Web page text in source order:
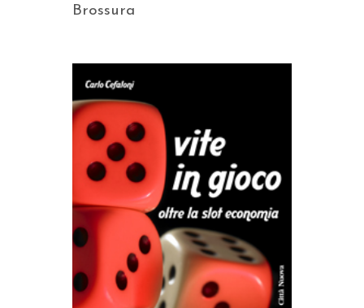
Brossura
AGGIUNGI AL CARRELLO